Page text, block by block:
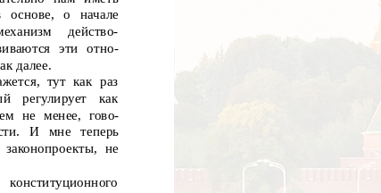
о начале
действо-
эти отно-
далее.
тут как раз
регулирует
как
не менее, гово-
И мне теперь
не
конституционного